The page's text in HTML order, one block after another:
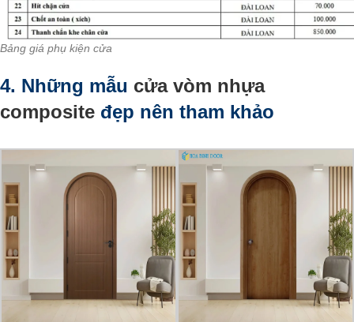
Bảng giá phụ kiện cửa
4. Những mẫu cửa vòm nhựa
composite đẹp nên tham khảo